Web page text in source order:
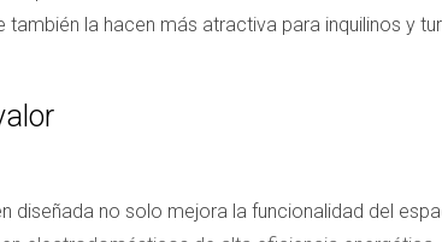
la hacen más atractiva para inquilinos y
diseñada no solo mejora la funcionalidad del